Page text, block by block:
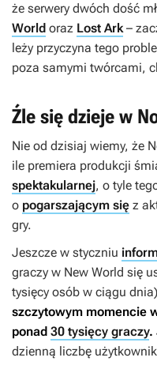
że serwery dwóch dość
World oraz Lost Ark –
leży przyczyna tego
poza samymi twórcami,
Źle się dzieje w
Nie od dzisiaj wiemy, że
ile premiera produkcji
spektakularnej, o tyle
o pogarszającym się z
gry.
Jeszcze w styczniu
graczy w New World się
tysięcy osób w ciągu
szczytowym momencie
ponad 30 tysięcy graczy.
dzienną liczbę